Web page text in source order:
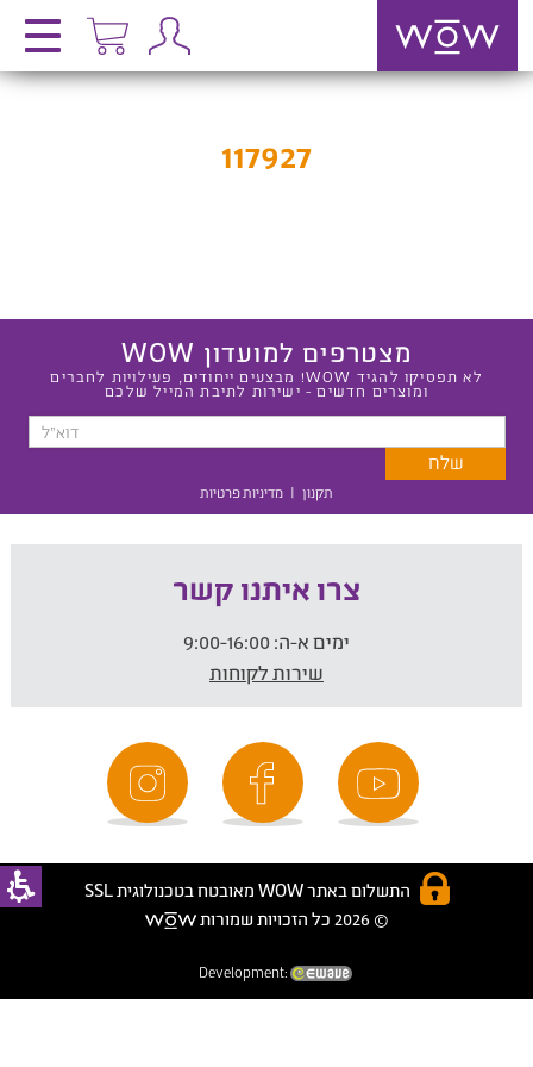
117927
מצטרפים למועדון WOW
לא תפסיקו להגיד WOW! מבצעים ייחודים, פעילויות לחברים
ומוצרים חדשים - ישירות לתיבת המייל שלכם
תקנון | מדיניות פרטיות
צרו איתנו קשר
ימים א-ה:
שירות לקוחות
התשלום באתר WOW מאובטח בטכנולוגית SSL
© 2026 כל הזכויות שמורות
Development: